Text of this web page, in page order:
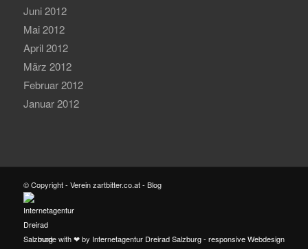
Juni 2012
Mai 2012
April 2012
März 2012
Februar 2012
Januar 2012
© Copyright - Verein zartbitter.co.at - Blog
made with ❤ by Internetagentur Dreirad Salzburg - responsive Webdesign